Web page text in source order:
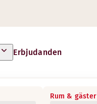
Erbjudanden
Rum & gäster